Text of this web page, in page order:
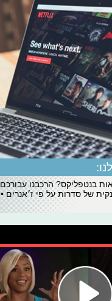
בנטפליקס? הרכבנו עבורכם
של סדרות על פי ז׳אנרים •